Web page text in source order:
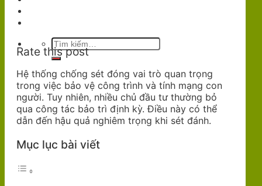
Tìm
kiếm:
Rate this post
Hệ thống chống sét đóng vai trò quan trọng
trong việc bảo vệ công trình và tính mạng con
người. Tuy nhiên, nhiều chủ đầu tư thường bỏ
qua công tác bảo trì định kỳ. Điều này có thể
dẫn đến hậu quả nghiêm trọng khi sét đánh.
Mục lục bài viết